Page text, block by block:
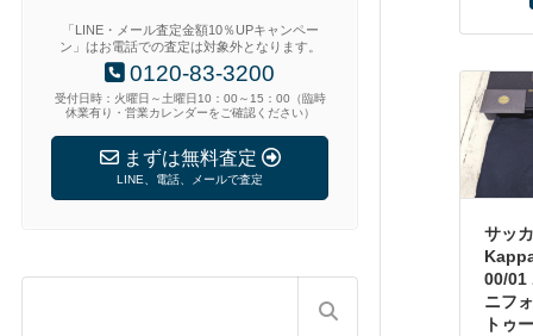
「LINE・メール査定金額10％UPキャンペー
ン」はお電話での査定は対象外となります。
0120-83-3200
受付日時：火曜日～土曜日10：00～15：00（臨時
休業有り・営業カレンダーをご確認ください）
まずは無料査定
LINE、電話、メールで査定
サッ
00/01
ニフ
トゥ